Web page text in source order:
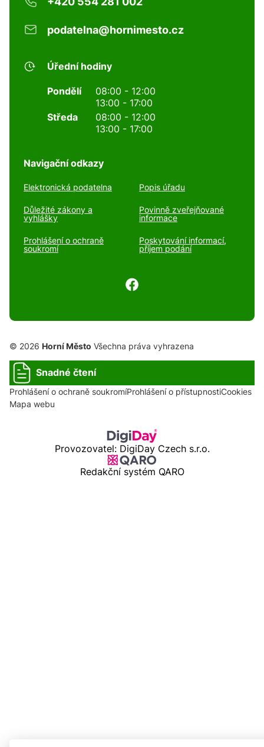
podatelna@hornimesto.cz
Úřední hodiny
Pondělí
08:00 - 12:00
13:00 - 17:00
Středa
08:00 - 12:00
13:00 - 17:00
Navigační odkazy
Elektronická podatelna Popis úřadu
Důležité zákony a
vyhlášky
Povinně zveřejňované
informace
Prohlášení o ochraně
soukromí
Poskytování informací,
příjem podání
© 2026 Horní Město Všechna práva vyhrazena
Snadné čtení
Prohlášení o ochraně soukromíProhlášení o přístupnostiCookies
Mapa webu
Provozovatel: DigiDay Czech s.r.o.
Redakční systém QARO